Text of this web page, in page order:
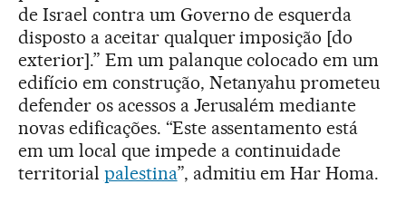
de Israel contra um Governo de esquerda
disposto a aceitar qualquer imposição [do
exterior].” Em um palanque colocado em um
edifício em construção, Netanyahu prometeu
defender os acessos a Jerusalém mediante
novas edificações. “Este assentamento está
em um local que impede a continuidade
territorial palestina”, admitiu em Har Homa.